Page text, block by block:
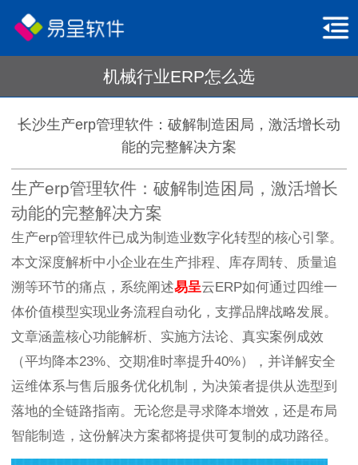
机械行业ERP怎么选
长沙生产erp管理软件：破解制造困局，激活增长动
能的完整解决方案
生产erp管理软件：破解制造困局，激活增长
动能的完整解决方案
生产erp管理软件已成为制造业数字化转型的核心引擎。
本文深度解析中小企业在生产排程、库存周转、质量追
溯等环节的痛点，系统阐述易呈云ERP如何通过四维一
体价值模型实现业务流程自动化，支撑品牌战略发展。
文章涵盖核心功能解析、实施方法论、真实案例成效
（平均降本23%、交期准时率提升40%），并详解安全
运维体系与售后服务优化机制，为决策者提供从选型到
落地的全链路指南。无论您是寻求降本增效，还是布局
智能制造，这份解决方案都将提供可复制的成功路径。